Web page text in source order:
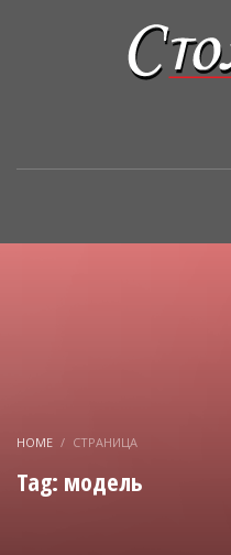
HOME СТРАНИЦА
Tag: модель